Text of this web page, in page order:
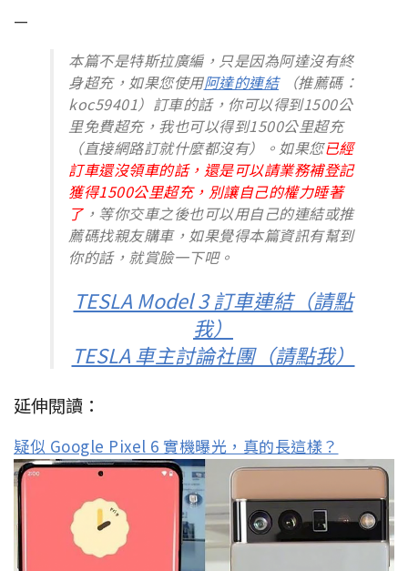
—
本篇不是特斯拉廣編，只是因為阿達沒有終
身超充，如果您使用阿達的連結（推薦碼：
koc59401）訂車的話，你可以得到1500公
里免費超充，我也可以得到1500公里超充
（直接網路訂就什麼都沒有）。如果您已經
訂車還沒領車的話，還是可以請業務補登記
獲得1500公里超充，別讓自己的權力睡著
了，等你交車之後也可以用自己的連結或推
薦碼找親友購車，如果覺得本篇資訊有幫到
你的話，就賞臉一下吧。
TESLA Model 3 訂車連結（請點
我）
TESLA 車主討論社團（請點我）
延伸閱讀：
疑似 Google Pixel 6 實機曝光，真的長這樣？